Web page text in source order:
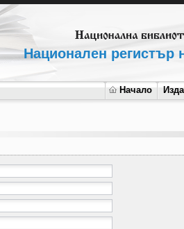
Национален регистър
Начало